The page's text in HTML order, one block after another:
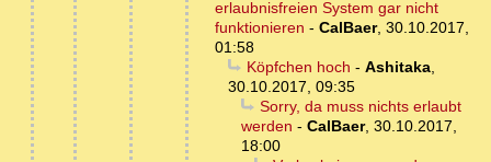
erlaubnisfreien System gar nicht
funktionieren - CalBaer, 30.10.2017,
01:58
Köpfchen hoch - Ashitaka,
30.10.2017, 09:35
Sorry, da muss nichts erlaubt
werden - CalBaer, 30.10.2017,
18:00